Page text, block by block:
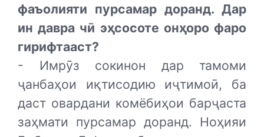
фаъолияти пурсамар доранд. Дар
ин давра чӣ эҳсосоте онҳоро фаро
гирифтааст?
- Имрӯз сокинон дар тамоми
ҷанбаҳои иқтисодию иҷтимоӣ, ба
даст овардани комёбиҳои барҷаста
заҳмати пурсамар доранд. Ноҳияи